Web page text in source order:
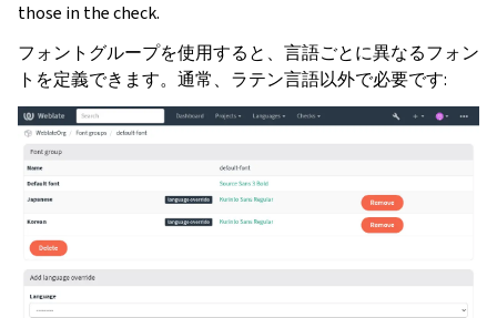
those in the check.
フォントグループを使用すると、言語ごとに異なるフォン
トを定義できます。通常、ラテン言語以外で必要です: